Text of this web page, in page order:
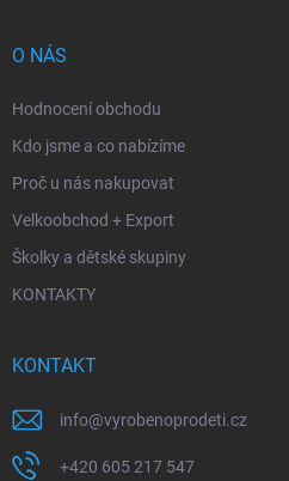
O NÁS
Hodnocení obchodu
Kdo jsme a co nabízíme
Proč u nás nakupovat
Velkoobchod + Export
Školky a dětské skupiny
KONTAKTY
KONTAKT
info@vyrobenoprodeti.cz
+420 605 217 547